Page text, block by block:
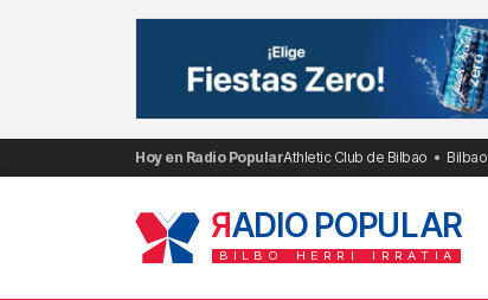
Hoy en Radio PopularAthletic Club de Bilbao Bilbao
RADIO POPULAR
BILBO HERRI IRRATIA